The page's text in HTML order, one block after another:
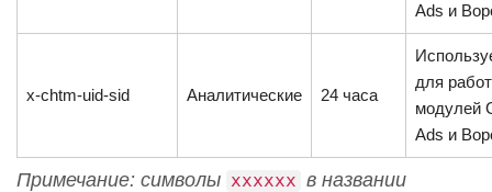
Ads и
x-chtm-uid-sid Аналитические 24 часа
для
модулей
Ads и
Примечание: символы xxxxxx в названии